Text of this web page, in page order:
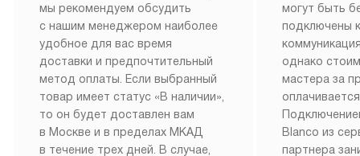
мы рекомендуем обсудить
с нашим менеджером наиболее
удобное для вас время
доставки и предпочтительный
метод оплаты. Если выбранный
товар имеет статус «В наличии»,
то он будет доставлен вам
в Москве и в пределах МКАД
в течение трех дней. В случае,
могут быть
подключены
однако
мастера за
Blanco из
партнера